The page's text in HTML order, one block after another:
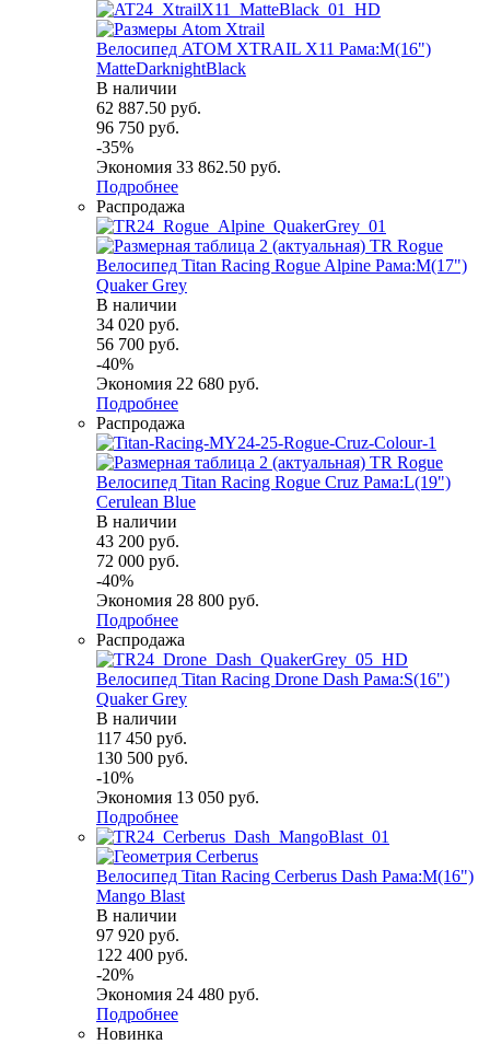
Велосипед ATOM XTRAIL X11 Рама:M(16")
MatteDarknightBlack
В наличии
62 887.50 руб.
96 750 руб.
-35%
Экономия 33 862.50 руб.
Подробнее
Распродажа
Велосипед Titan Racing Rogue Alpine Рама:M(17")
Quaker Grey
В наличии
34 020 руб.
56 700 руб.
-40%
Экономия 22 680 руб.
Подробнее
Распродажа
Велосипед Titan Racing Rogue Cruz Рама:L(19")
Cerulean Blue
В наличии
43 200 руб.
72 000 руб.
-40%
Экономия 28 800 руб.
Подробнее
Распродажа
Велосипед Titan Racing Drone Dash Рама:S(16")
Quaker Grey
В наличии
117 450 руб.
130 500 руб.
-10%
Экономия 13 050 руб.
Подробнее
Велосипед Titan Racing Cerberus Dash Рама:M(16")
Mango Blast
В наличии
97 920 руб.
122 400 руб.
-20%
Экономия 24 480 руб.
Подробнее
Новинка